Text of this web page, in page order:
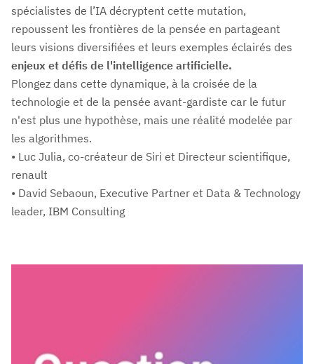
spécialistes de l’IA décryptent cette mutation,
repoussent les frontières de la pensée en partageant
leurs visions diversifiées et leurs exemples éclairés des
enjeux et défis de l'intelligence artificielle.
Plongez dans cette dynamique, à la croisée de la
technologie et de la pensée avant-gardiste car le futur
n'est plus une hypothèse, mais une réalité modelée par
les algorithmes.
• Luc Julia, co-créateur de Siri et Directeur scientifique,
renault
• David Sebaoun, Executive Partner et Data & Technology
leader, IBM Consulting